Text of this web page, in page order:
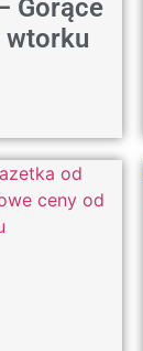
Gorące
wtorku